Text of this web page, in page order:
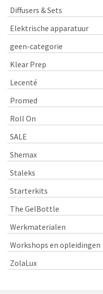
Diffusers & Sets
Elektrische apparatuur
geen-categorie
Klear Prep
Lecenté
Promed
Roll On
SALE
Shemax
Staleks
Starterkits
The GelBottle
Werkmaterialen
Workshops en opleidingen
ZolaLux